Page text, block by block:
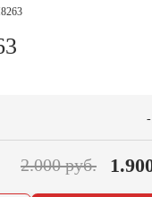
2.000 руб.